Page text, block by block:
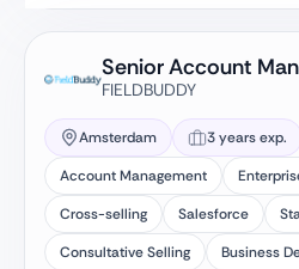
Senior Account
FIELDBUDDY
Amsterdam 3 years exp.
Account Management
Cross-selling
Salesforce
Consultative Selling
Business